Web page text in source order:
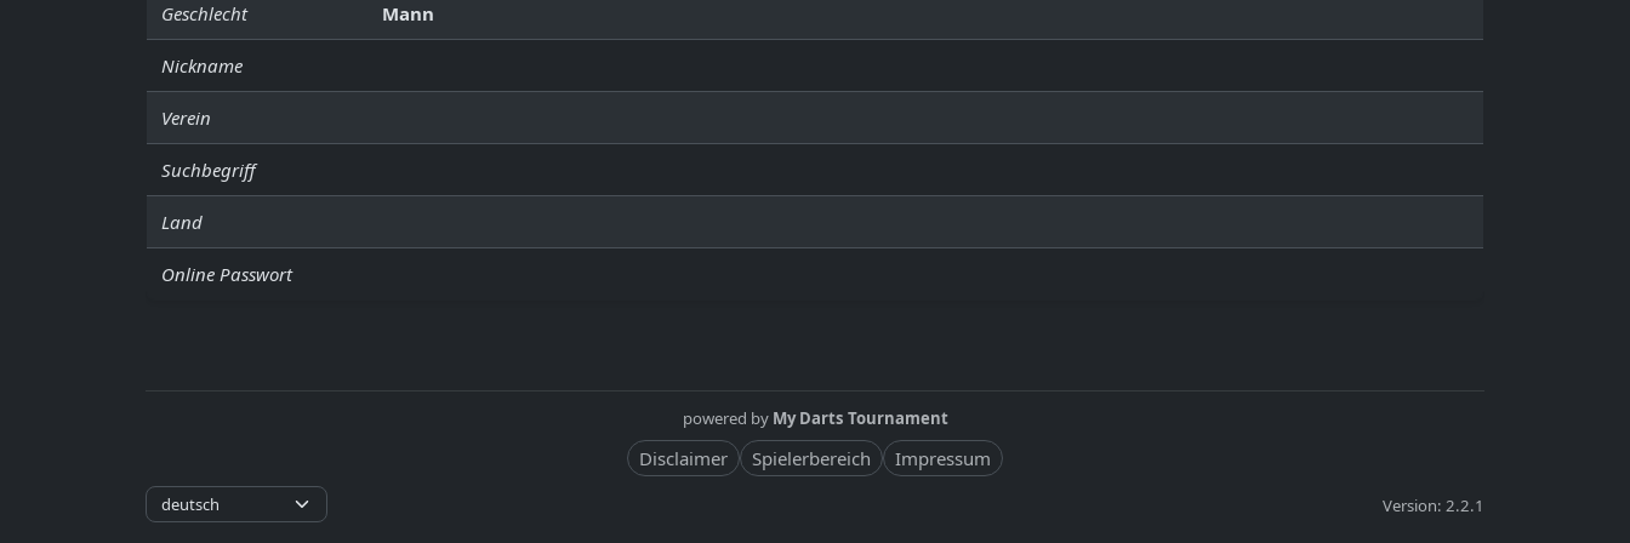
Geschlecht Mann
Nickname
Verein
Suchbegriff
Land
Online Passwort
powered by My Darts Tournament
Disclaimer Spielerbereich Impressum
Version: 2.2.1